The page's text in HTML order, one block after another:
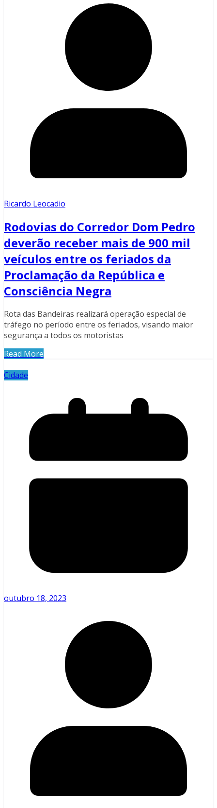
Ricardo Leocadio
Rodovias do Corredor Dom Pedro
deverão receber mais de 900 mil
veículos entre os feriados da
Proclamação da República e
Consciência Negra
Rota das Bandeiras realizará operação especial de
tráfego no período entre os feriados, visando maior
segurança a todos os motoristas
Read More
Cidade
outubro 18, 2023